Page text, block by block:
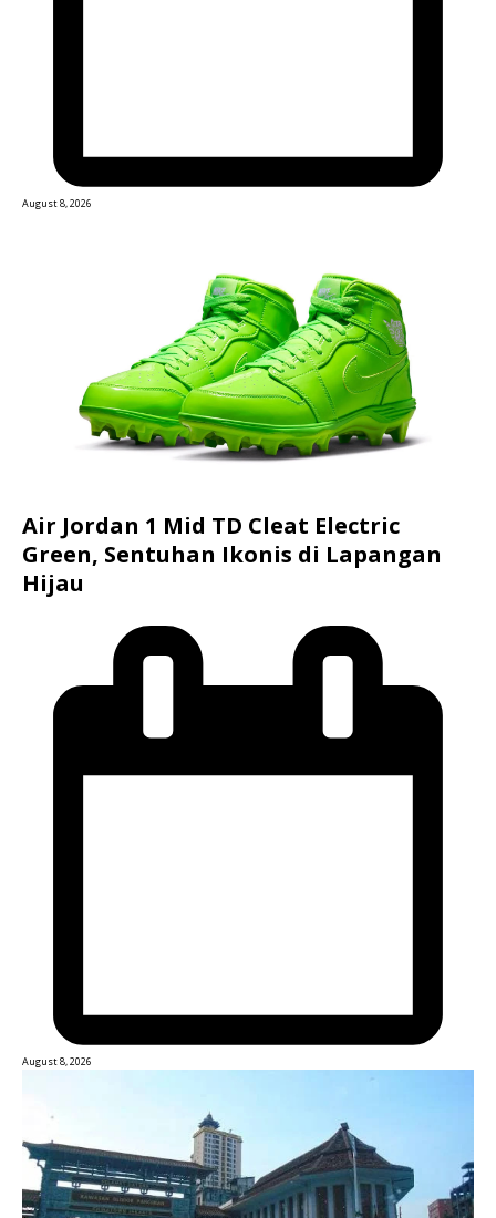
August 8, 2026
Air Jordan 1 Mid TD Cleat Electric
Green, Sentuhan Ikonis di Lapangan
Hijau
August 8, 2026